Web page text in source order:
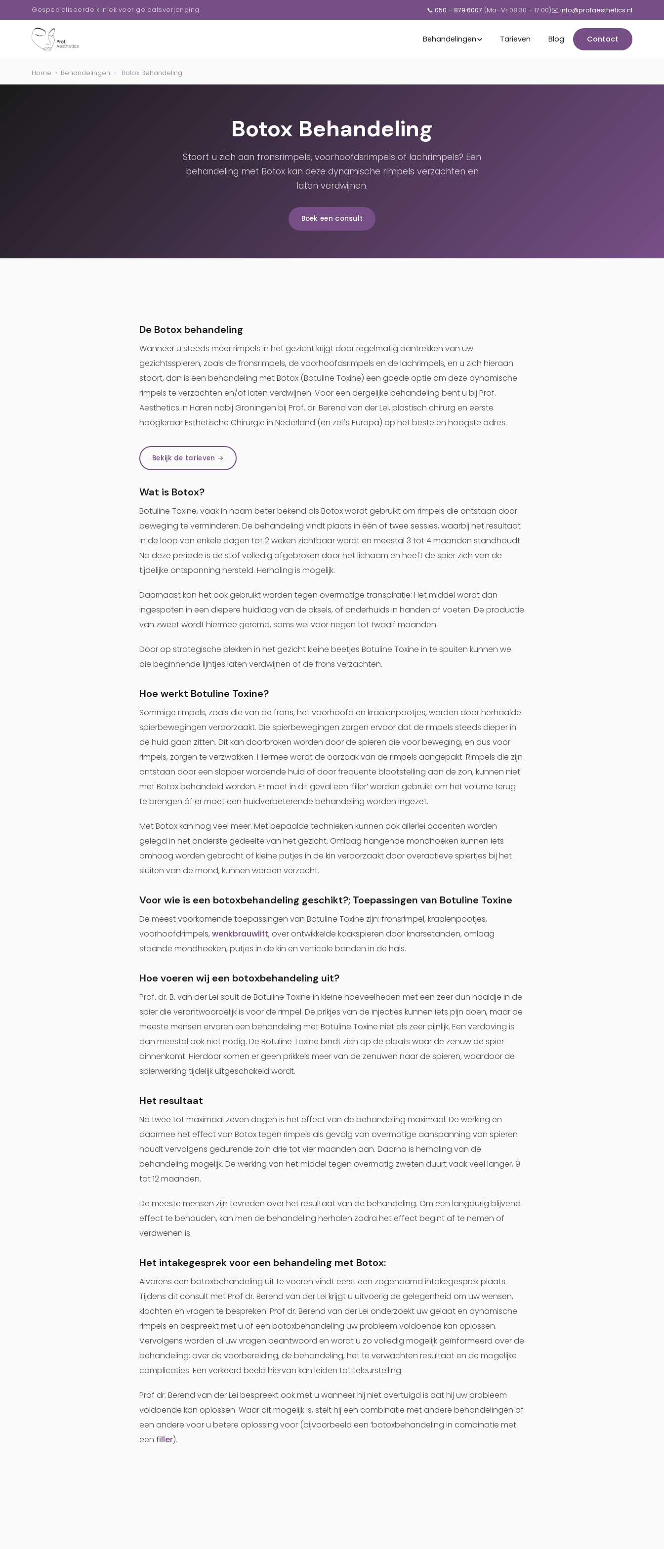
Gespecialiseerde kliniek voor gelaatsverjonging 📞 050 – 879 6007 (Ma–Vr 08:30 – 17:00)✉️ info@profaesthetics.nl
Behandelingen Tarieven Blog Contact
Home › Behandelingen › Botox Behandeling
Botox Behandeling
Stoort u zich aan fronsrimpels, voorhoofdsrimpels of lachrimpels? Een
behandeling met Botox kan deze dynamische rimpels verzachten en
laten verdwijnen.
Boek een consult
De Botox behandeling
Wanneer u steeds meer rimpels in het gezicht krijgt door regelmatig aantrekken van uw
gezichtsspieren, zoals de fronsrimpels, de voorhoofdsrimpels en de lachrimpels, en u zich hieraan
stoort, dan is een behandeling met Botox (Botuline Toxine) een goede optie om deze dynamische
rimpels te verzachten en/of laten verdwijnen. Voor een dergelijke behandeling bent u bij Prof.
Aesthetics in Haren nabij Groningen bij Prof. dr. Berend van der Lei, plastisch chirurg en eerste
hoogleraar Esthetische Chirurgie in Nederland (en zelfs Europa) op het beste en hoogste adres.
Bekijk de tarieven →
Wat is Botox?
Botuline Toxine, vaak in naam beter bekend als Botox wordt gebruikt om rimpels die ontstaan door
beweging te verminderen. De behandeling vindt plaats in één of twee sessies, waarbij het resultaat
in de loop van enkele dagen tot 2 weken zichtbaar wordt en meestal 3 tot 4 maanden standhoudt.
Na deze periode is de stof volledig afgebroken door het lichaam en heeft de spier zich van de
tijdelijke ontspanning hersteld. Herhaling is mogelijk.
Daarnaast kan het ook gebruikt worden tegen overmatige transpiratie: Het middel wordt dan
ingespoten in een diepere huidlaag van de oksels, of onderhuids in handen of voeten. De productie
van zweet wordt hiermee geremd, soms wel voor negen tot twaalf maanden.
Door op strategische plekken in het gezicht kleine beetjes Botuline Toxine in te spuiten kunnen we
die beginnende lijntjes laten verdwijnen of de frons verzachten.
Hoe werkt Botuline Toxine?
Sommige rimpels, zoals die van de frons, het voorhoofd en kraaienpootjes, worden door herhaalde
spierbewegingen veroorzaakt. Die spierbewegingen zorgen ervoor dat de rimpels steeds dieper in
de huid gaan zitten. Dit kan doorbroken worden door de spieren die voor beweging, en dus voor
rimpels, zorgen te verzwakken. Hiermee wordt de oorzaak van de rimpels aangepakt. Rimpels die zijn
ontstaan door een slapper wordende huid of door frequente blootstelling aan de zon, kunnen niet
met Botox behandeld worden. Er moet in dit geval een ‘filler’ worden gebruikt om het volume terug
te brengen óf er moet een huidverbeterende behandeling worden ingezet.
Met Botox kan nog veel meer. Met bepaalde technieken kunnen ook allerlei accenten worden
gelegd in het onderste gedeelte van het gezicht. Omlaag hangende mondhoeken kunnen iets
omhoog worden gebracht of kleine putjes in de kin veroorzaakt door overactieve spiertjes bij het
sluiten van de mond, kunnen worden verzacht.
Voor wie is een botoxbehandeling geschikt?; Toepassingen van Botuline Toxine
De meest voorkomende toepassingen van Botuline Toxine zijn: fronsrimpel, kraaienpootjes,
voorhoofdrimpels, wenkbrauwlift, over ontwikkelde kaakspieren door knarsetanden, omlaag
staande mondhoeken, putjes in de kin en verticale banden in de hals.
Hoe voeren wij een botoxbehandeling uit?
Prof. dr. B. van der Lei spuit de Botuline Toxine in kleine hoeveelheden met een zeer dun naaldje in de
spier die verantwoordelijk is voor de rimpel. De prikjes van de injecties kunnen iets pijn doen, maar de
meeste mensen ervaren een behandeling met Botuline Toxine niet als zeer pijnlijk. Een verdoving is
dan meestal ook niet nodig. De Botuline Toxine bindt zich op de plaats waar de zenuw de spier
binnenkomt. Hierdoor komen er geen prikkels meer van de zenuwen naar de spieren, waardoor de
spierwerking tijdelijk uitgeschakeld wordt.
Het resultaat
Na twee tot maximaal zeven dagen is het effect van de behandeling maximaal. De werking en
daarmee het effect van Botox tegen rimpels als gevolg van overmatige aanspanning van spieren
houdt vervolgens gedurende zo’n drie tot vier maanden aan. Daarna is herhaling van de
behandeling mogelijk. De werking van het middel tegen overmatig zweten duurt vaak veel langer, 9
tot 12 maanden.
De meeste mensen zijn tevreden over het resultaat van de behandeling. Om een langdurig blijvend
effect te behouden, kan men de behandeling herhalen zodra het effect begint af te nemen of
verdwenen is.
Het intakegesprek voor een behandeling met Botox:
Alvorens een botoxbehandeling uit te voeren vindt eerst een zogenaamd intakegesprek plaats.
Tijdens dit consult met Prof dr. Berend van der Lei krijgt u uitvoerig de gelegenheid om uw wensen,
klachten en vragen te bespreken. Prof dr. Berend van der Lei onderzoekt uw gelaat en dynamische
rimpels en bespreekt met u of een botoxbehandeling uw probleem voldoende kan oplossen.
Vervolgens worden al uw vragen beantwoord en wordt u zo volledig mogelijk geïnformeerd over de
behandeling: over de voorbereiding, de behandeling, het te verwachten resultaat en de mogelijke
complicaties. Een verkeerd beeld hiervan kan leiden tot teleurstelling.
Prof dr. Berend van der Lei bespreekt ook met u wanneer hij niet overtuigd is dat hij uw probleem
voldoende kan oplossen. Waar dit mogelijk is, stelt hij een combinatie met andere behandelingen of
een andere voor u betere oplossing voor (bijvoorbeeld een ‘botoxbehandeling in combinatie met
een filler).